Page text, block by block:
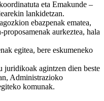
eta Emakunde –
lankidetzan.
ebazpenak ematea,
aurkeztea, hala
egitea, bere eskumeneko
juridikoak agintzen dien beste
Administrazioko
komunak.